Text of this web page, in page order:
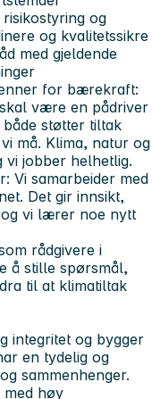
og
og kvalitetssikre
med gjeldende
for bærekraft:
være en pådriver
støtter tiltak
må. Klima, natur og
jobber helhetlig.
Vi samarbeider med
Det gir innsikt,
vi lærer noe nytt
rådgivere i
å stille spørsmål,
til at klimatiltak
integritet og bygger
en tydelig og
sammenhenger.
med høy